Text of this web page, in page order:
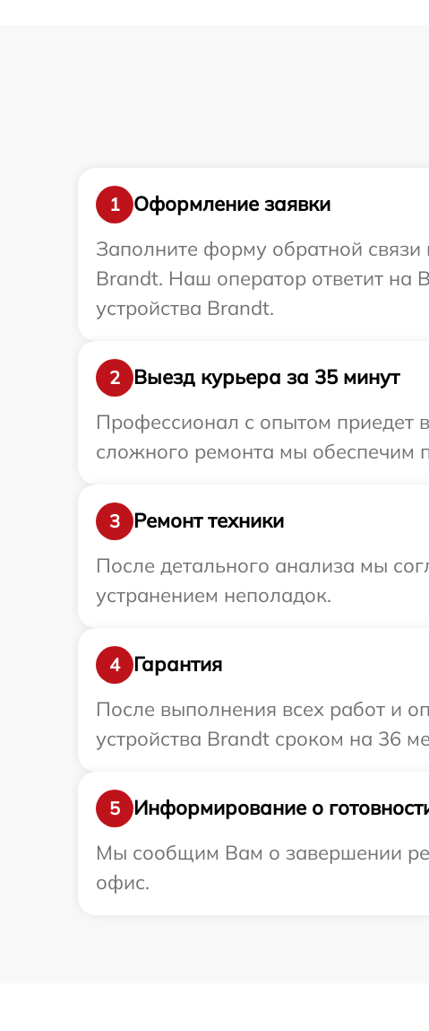
1
Оформление заявки
Заполните форму обратной связи
Brandt. Наш оператор ответит на
устройства Brandt.
2
Выезд курьера за 35 минут
Профессионал с опытом приедет
сложного ремонта мы обеспечим
3
Ремонт техники
После детального анализа мы
устранением неполадок.
4
Гарантия
После выполнения всех работ и
устройства Brandt сроком на 36
5
Информирование о
Мы сообщим Вам о завершении
офис.